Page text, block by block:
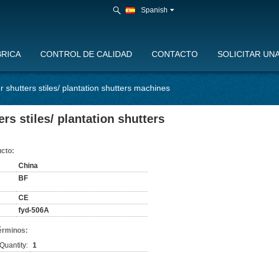
Spanish
CONTROL DE CALIDAD CONTACTO SOLICITAR
shutters stiles/ plantation shutters machines
stiles/ plantation shutters
China
BF
CE
fyd-506A
1